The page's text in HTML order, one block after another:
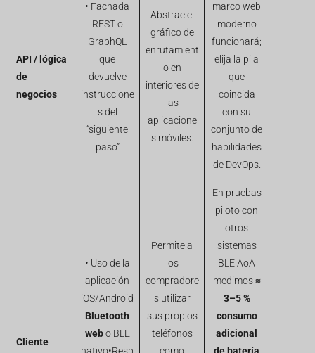
API / lógica
de
negocios
• Fachada
REST o
GraphQL
que
devuelve
instruccione
s del
“siguiente
paso”
Abstrae el
gráfico de
enrutamient
o en
interiores de
las
aplicacione
s móviles.
marco web
moderno
funcionará;
elija la pila
que
coincida
con su
conjunto de
habilidades
de DevOps.
Cliente
• Uso de la
aplicación
iOS/Android
Bluetooth
webo BLE
Permite a
los
compradore
s utilizar
sus propios
teléfonos
En pruebas
piloto con
otros
sistemas
BLE AoA
medimos≈
3–5 %
consumo
adicional